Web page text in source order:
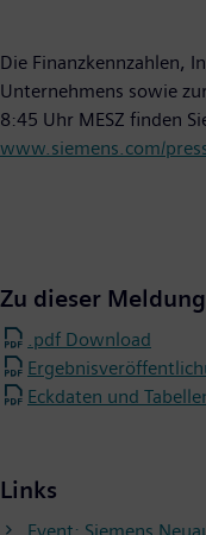
Die Finanzkennzahlen,
Unternehmens sowie
8:45 Uhr MESZ finden
www.siemens.com/
Zu dieser Meldung
.pdf Download
Eckdaten und
Links